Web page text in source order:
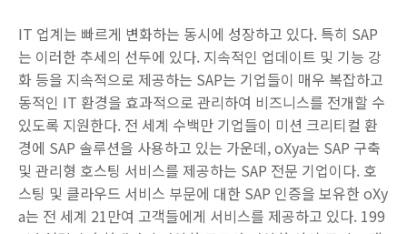
IT 업계는 빠르게 변화하는 동시에 성장하고 있다. 특히 SAP
는 이러한 추세의 선두에 있다. 지속적인 업데이트 및 기능 강
화 등을 지속적으로 제공하는 SAP는 기업들이 매우 복잡하고
동적인 IT 환경을 효과적으로 관리하여 비즈니스를 전개할 수
있도록 지원한다. 전 세계 수백만 기업들이 미션 크리티컬 환
경에 SAP 솔루션을 사용하고 있는 가운데, oXya는 SAP 구축
및 관리형 호스팅 서비스를 제공하는 SAP 전문 기업이다. 호
스팅 및 클라우드 서비스 부문에 대한 SAP 인증을 보유한 oXy
a는 전 세계 21만여 고객들에게 서비스를 제공하고 있다. 199